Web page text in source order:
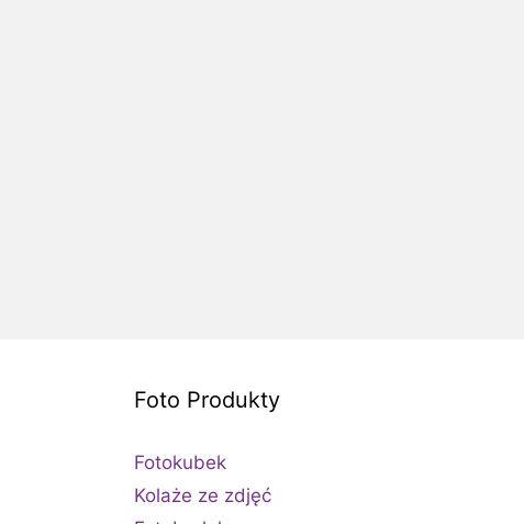
Foto Produkty
Fotokubek
Kolaże ze zdjęć